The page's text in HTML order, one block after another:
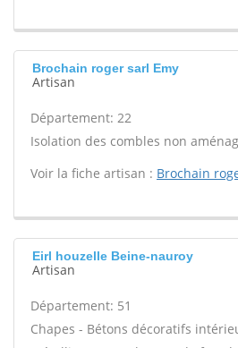
Brochain roger sarl Emy
Artisan
Département: 22
Isolation des combles non
Voir la fiche artisan : Brochain
Eirl houzelle Beine-nauroy
Artisan
Département: 51
Chapes - Bétons décoratifs